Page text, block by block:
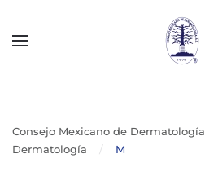
Consejo Mexicano de Dermatología
Dermatología
M